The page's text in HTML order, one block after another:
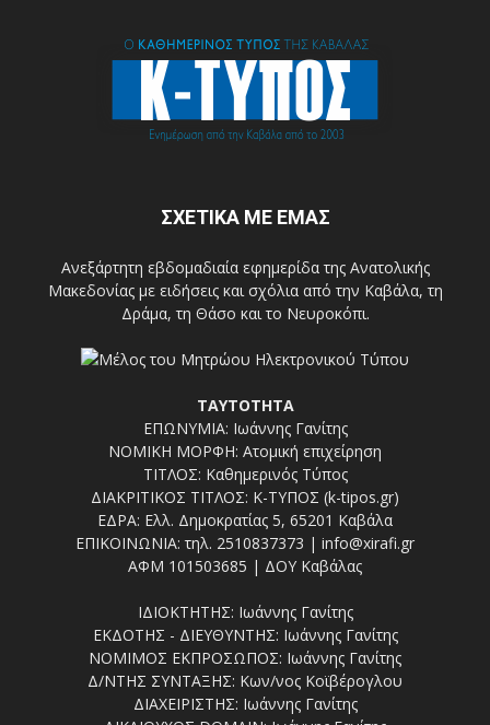
ΣΧΕΤΙΚΑ ΜΕ ΕΜΑΣ
Ανεξάρτητη εβδομαδιαία εφημερίδα της Ανατολικής
Μακεδονίας με ειδήσεις και σχόλια από την Καβάλα, τη
Δράμα, τη Θάσο και το Νευροκόπι.
ΤΑΥΤΟΤΗΤΑ
ΕΠΩΝΥΜΙΑ: Ιωάννης Γανίτης
ΝΟΜΙΚΗ ΜΟΡΦΗ: Ατομική επιχείρηση
ΤΙΤΛΟΣ: Καθημερινός Τύπος
ΔΙΑΚΡΙΤΙΚΟΣ ΤΙΤΛΟΣ: Κ-ΤΥΠΟΣ (k-tipos.gr)
ΕΔΡΑ: Ελλ. Δημοκρατίας 5, 65201 Καβάλα
ΕΠΙΚΟΙΝΩΝΙΑ: τηλ. 2510837373 | info@xirafi.gr
ΑΦΜ 101503685 | ΔΟΥ Καβάλας
ΙΔΙΟΚΤΗΤΗΣ: Ιωάννης Γανίτης
ΕΚΔΟΤΗΣ - ΔΙΕΥΘΥΝΤΗΣ: Ιωάννης Γανίτης
ΝΟΜΙΜΟΣ ΕΚΠΡΟΣΩΠΟΣ: Ιωάννης Γανίτης
Δ/ΝΤΗΣ ΣΥΝΤΑΞΗΣ: Κων/νος Κοϊβέρογλου
ΔΙΑΧΕΙΡΙΣΤΗΣ: Ιωάννης Γανίτης